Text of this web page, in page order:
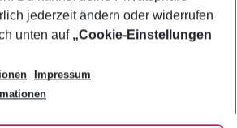
ändern
jederzeit ändern oder widerrufen
unten auf „Cookie-Einstellungen
Impressum